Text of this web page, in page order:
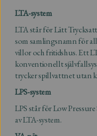
LTA-system
LTA står för Lätt
som samlingsnamn för
villor och fritidshus. Ett
konventionellt
trycker spillvattnet utan
LPS-system
LPS står för Low
av LTA-system.